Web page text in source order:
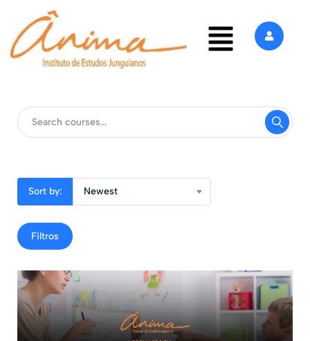
Sort by: Newest
Filtros